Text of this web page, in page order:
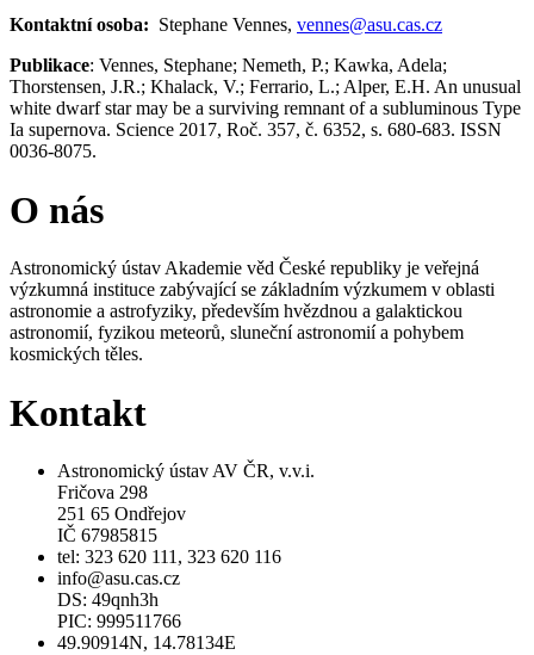
Kontaktní osoba: Stephane Vennes, vennes@asu.cas.cz
Publikace: Vennes, Stephane; Nemeth, P.; Kawka, Adela;
Thorstensen, J.R.; Khalack, V.; Ferrario, L.; Alper, E.H. An unusual
white dwarf star may be a surviving remnant of a subluminous Type
Ia supernova. Science 2017, Roč. 357, č. 6352, s. 680-683. ISSN
0036-8075.
O nás
Astronomický ústav Akademie věd České republiky je veřejná
výzkumná instituce zabývající se základním výzkumem v oblasti
astronomie a astrofyziky, především hvězdnou a galaktickou
astronomií, fyzikou meteorů, sluneční astronomií a pohybem
kosmických těles.
Kontakt
Astronomický ústav AV ČR, v.v.i.
Fričova 298
251 65 Ondřejov
IČ 67985815
tel: 323 620 111, 323 620 116
info@asu.cas.cz
DS: 49qnh3h
PIC: 999511766
49.90914N, 14.78134E